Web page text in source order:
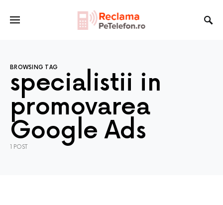
BROWSING TAG
specialistii in
promovarea
Google Ads
1 POST